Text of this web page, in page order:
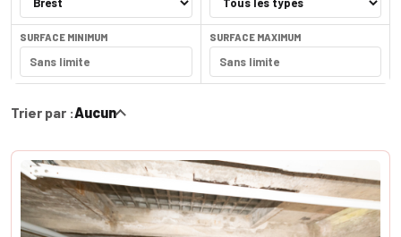
SURFACE MINIMUM SURFACE MAXIMUM
Trier par :Aucun